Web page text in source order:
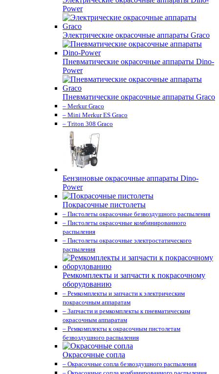
Power
Электрические окрасочные аппараты Graco
Пневматические окрасочные аппараты Dino-
Power
Пневматические окрасочные аппараты Graco
– Merkur Graco
– Mini Merkur ES Graco
– Triton 308 Graco
Бензиновые окрасочные аппараты Dino-
Power
Покрасочные пистолеты
– Пистолеты окрасочные безвоздушного распыления
– Пистолеты окрасочные комбинированного
распыления
– Пистолеты окрасочные электростатического
распыления
Ремкомплекты и запчасти к покрасочному
оборудованию
– Ремкомплекты и запчасти к электрическим
покрасочным аппаратам
– Запчасти и ремкомплекты к пневматическим
окрасочным аппаратам
– Ремкомплекты к окрасочным пистолетам
безвоздушного распыления
Окрасочные сопла
– Окрасочные сопла безвоздушного распыления